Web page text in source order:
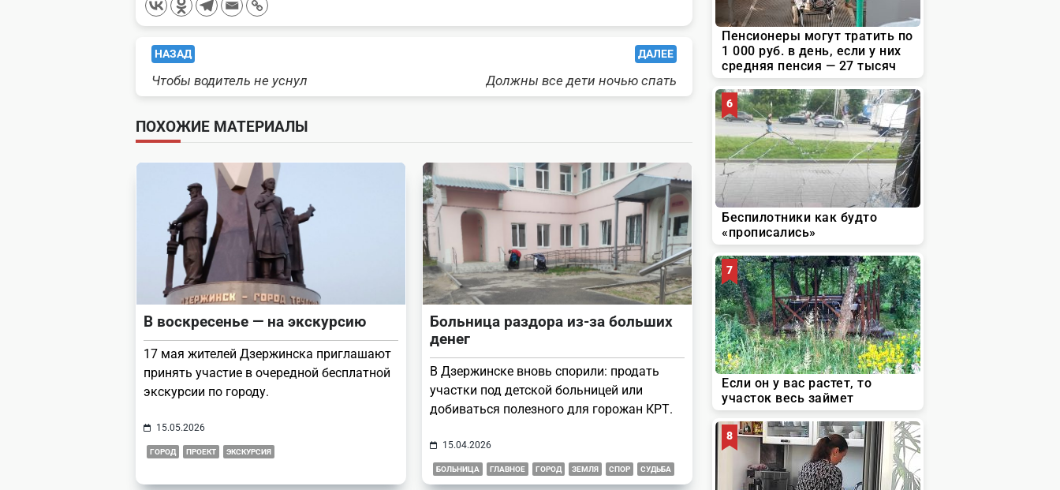
<span
class="nav-
subtitle
screen-
reader-
text">Page</span>
НАЗАД
Чтобы водитель не уснул
ДАЛЕЕ
Должны все дети ночью спать
ПОХОЖИЕ МАТЕРИАЛЫ
В воскресенье — на экскурсию
17 мая жителей Дзержинска приглашают
принять участие в очередной бесплатной
экскурсии по городу.
15.05.2026
ГОРОД ПРОЕКТ ЭКСКУРСИЯ
Больница раздора из-за больших
денег
В Дзержинске вновь спорили: продать
участки под детской больницей или
добиваться полезного для горожан КРТ.
15.04.2026
БОЛЬНИЦА ГЛАВНОЕ ГОРОД ЗЕМЛЯ СПОР СУДЬБА